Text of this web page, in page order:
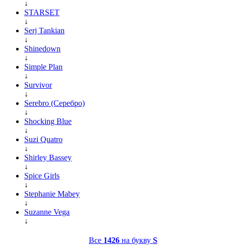
↓
STARSET
↓
Serj Tankian
↓
Shinedown
↓
Simple Plan
↓
Survivor
↓
Serebro (Серебро)
↓
Shocking Blue
↓
Suzi Quatro
↓
Shirley Bassey
↓
Spice Girls
↓
Stephanie Mabey
↓
Suzanne Vega
↓
Все 1426 на букву S